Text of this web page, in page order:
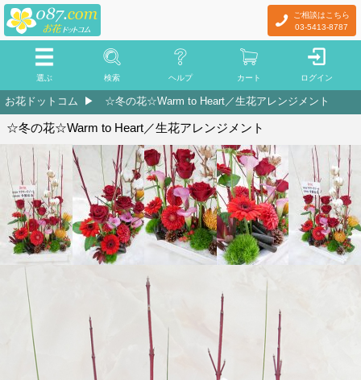
ご相談はこちら
03-5413-8787
選ぶ 検索 ヘルプ カート ログイン
お花ドットコム ☆冬の花☆Warm to Heart／生花アレンジメント
☆冬の花☆Warm to Heart／生花アレンジメント